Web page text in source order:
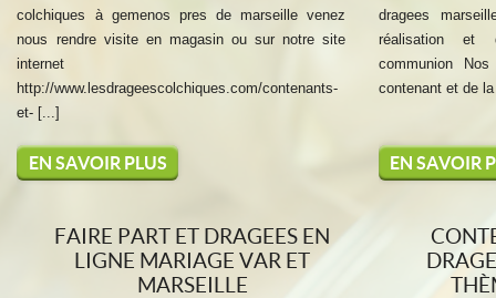
colchiques à gemenos pres de marseille venez
nous rendre visite en magasin ou sur notre site
internet
http://www.lesdrageescolchiques.com/contenants-
et- [...]
EN SAVOIR PLUS
dragees
réalisation et
communion
contenant et de
EN SAVOIR
FAIRE PART ET DRAGEES EN
LIGNE MARIAGE VAR ET
MARSEILLE